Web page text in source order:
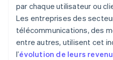
Des informations
Communication et
par chaque utilisateur ou
Les entreprises des
télécommunications, des
entre autres, utilisent cet
l’évolution de leurs